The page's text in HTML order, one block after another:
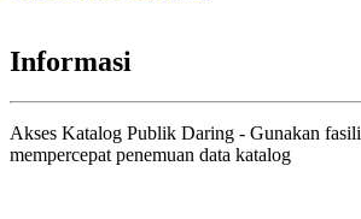
Informasi
Akses Katalog Publik Daring - Gunakan
mempercepat penemuan data katalog